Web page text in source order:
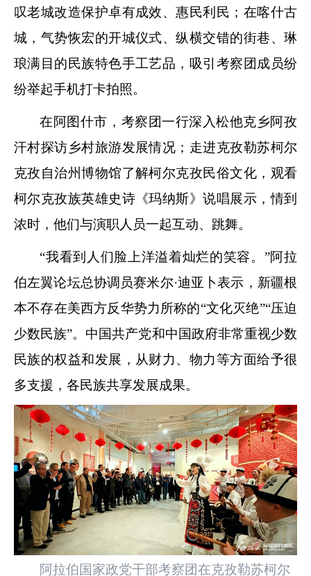
叹老城改造保护卓有成效、惠民利民；在喀什古
城，气势恢宏的开城仪式、纵横交错的街巷、琳
琅满目的民族特色手工艺品，吸引考察团成员纷
纷举起手机打卡拍照。
在阿图什市，考察团一行深入松他克乡阿孜
汗村探访乡村旅游发展情况；走进克孜勒苏柯尔
克孜自治州博物馆了解柯尔克孜民俗文化，观看
柯尔克孜族英雄史诗《玛纳斯》说唱展示，情到
浓时，他们与演职人员一起互动、跳舞。
“我看到人们脸上洋溢着灿烂的笑容。”阿拉
伯左翼论坛总协调员赛米尔·迪亚卜表示，新疆根
本不存在美西方反华势力所称的“文化灭绝”“压迫
少数民族”。中国共产党和中国政府非常重视少数
民族的权益和发展，从财力、物力等方面给予很
多支援，各民族共享发展成果。
阿拉伯国家政党干部考察团在克孜勒苏柯尔